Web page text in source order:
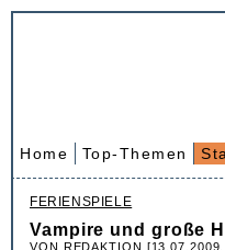
Home Top-Themen
FERIENSPIELE
Vampire und große
VON REDAKTION